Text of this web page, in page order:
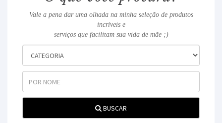
Vale a pena dar uma olhada na minha seleção de produtos
incríveis e
serviços que facilitam sua vida de mãe ;)
BUSCAR